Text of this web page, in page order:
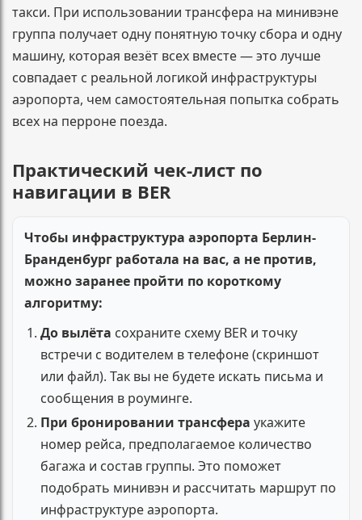
такси. При использовании трансфера на минивэне
группа получает одну понятную точку сбора и одну
машину, которая везёт всех вместе — это лучше
совпадает с реальной логикой инфраструктуры
аэропорта, чем самостоятельная попытка собрать
всех на перроне поезда.
Практический чек-лист по
навигации в BER
Чтобы инфраструктура аэропорта Берлин-
Бранденбург работала на вас, а не против,
можно заранее пройти по короткому
алгоритму:
До вылёта сохраните схему BER и точку
встречи с водителем в телефоне (скриншот
или файл). Так вы не будете искать письма и
сообщения в роуминге.
При бронировании трансфера укажите
номер рейса, предполагаемое количество
багажа и состав группы. Это поможет
подобрать минивэн и рассчитать маршрут по
инфраструктуре аэропорта.